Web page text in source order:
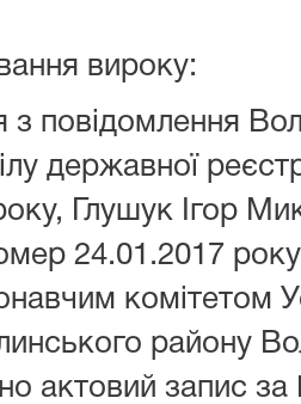
вироку:
з повідомлення
державної
Глушук Ігор
24.01.2017
комітетом
району
актовий запис